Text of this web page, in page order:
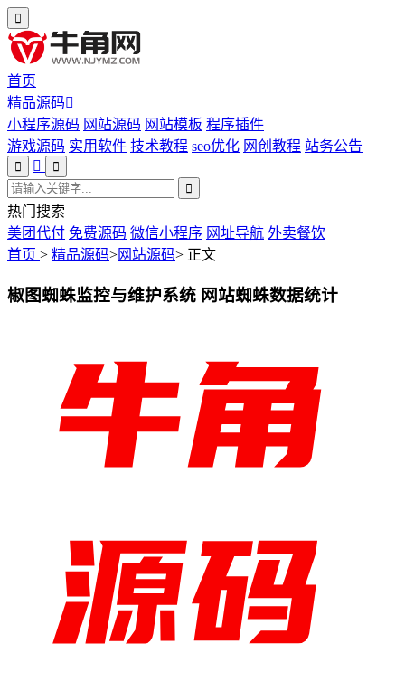
首页
精品源码
小程序源码 网站源码 网站模板 程序插件
游戏源码 实用软件 技术教程 seo优化 网创教程 站务公告
热门搜索
美团代付 免费源码 微信小程序 网址导航 外卖餐饮
首页 > 精品源码>网站源码> 正文
椒图蜘蛛监控与维护系统 网站蜘蛛数据统计